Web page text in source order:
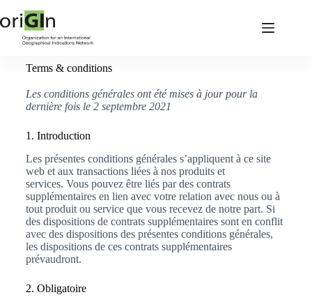
Terms & conditions
Les conditions générales ont été mises à jour pour la
dernière fois le 2 septembre 2021
1. Introduction
Les présentes conditions générales s’appliquent à ce site
web et aux transactions liées à nos produits et
services. Vous pouvez être liés par des contrats
supplémentaires en lien avec votre relation avec nous ou à
tout produit ou service que vous recevez de notre part. Si
des dispositions de contrats supplémentaires sont en conflit
avec des dispositions des présentes conditions générales,
les dispositions de ces contrats supplémentaires
prévaudront.
2. Obligatoire